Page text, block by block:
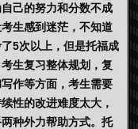
己的努力和分数不成
生感到迷茫，不知道
5次以上，但是托福成
生复习整体规划，复
作等方面，考生需要
性的改进难度太大，
种外力帮助方式。托